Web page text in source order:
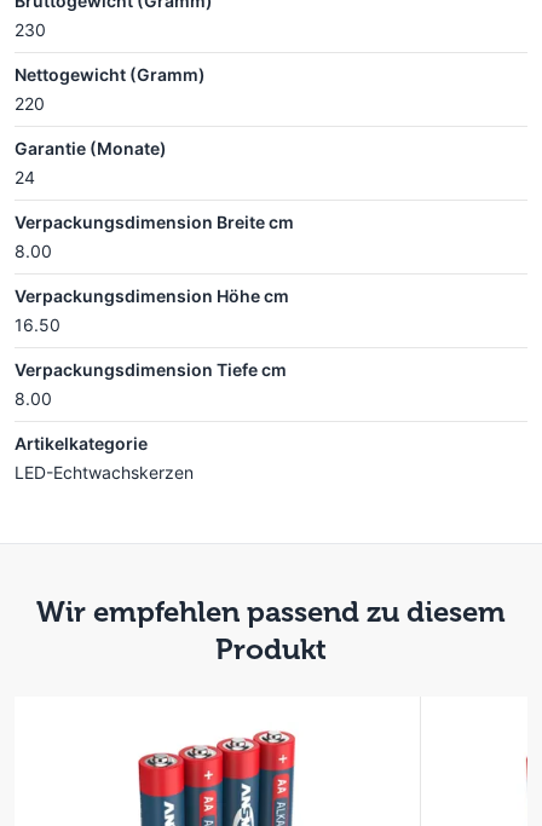
230
Nettogewicht (Gramm)
220
Garantie (Monate)
24
Verpackungsdimension Breite cm
8.00
Verpackungsdimension Höhe cm
16.50
Verpackungsdimension Tiefe cm
8.00
Artikelkategorie
LED-Echtwachskerzen
Wir empfehlen passend zu diesem
Produkt